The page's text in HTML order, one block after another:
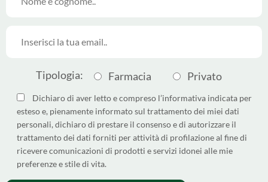
Made byArgoserv by
Sandhills Italy
Privacy PolicyandTerms of
Serviceapply.
Come differenziare i pack
Dichiarazione di Accessibilità
Privacy policy
Cookie policy
Tipologia: Farmacia Privato
Dichiaro di aver letto e compreso l’informativa indicata per
esteso e, pienamente informato sul trattamento dei miei dati
personali, dichiaro di prestare il consenso e di autorizzare il
trattamento dei dati forniti per attività di profilazione al fine di
ricevere comunicazioni di prodotti e servizi idonei alle mie
preferenze e stile di vita.